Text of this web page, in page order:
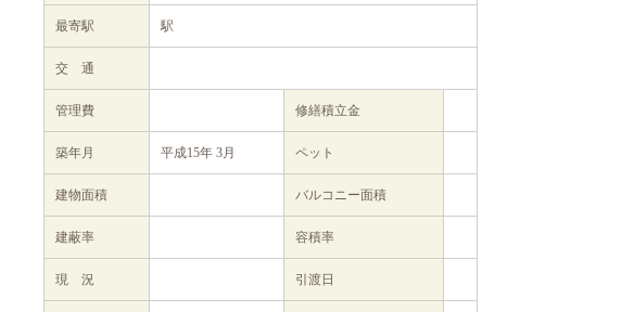
最寄駅 駅
交 通
管理費 修繕積立金
築年月 平成15年 3月 ペット
建物面積 バルコニー面積
建蔽率 容積率
現 況 引渡日